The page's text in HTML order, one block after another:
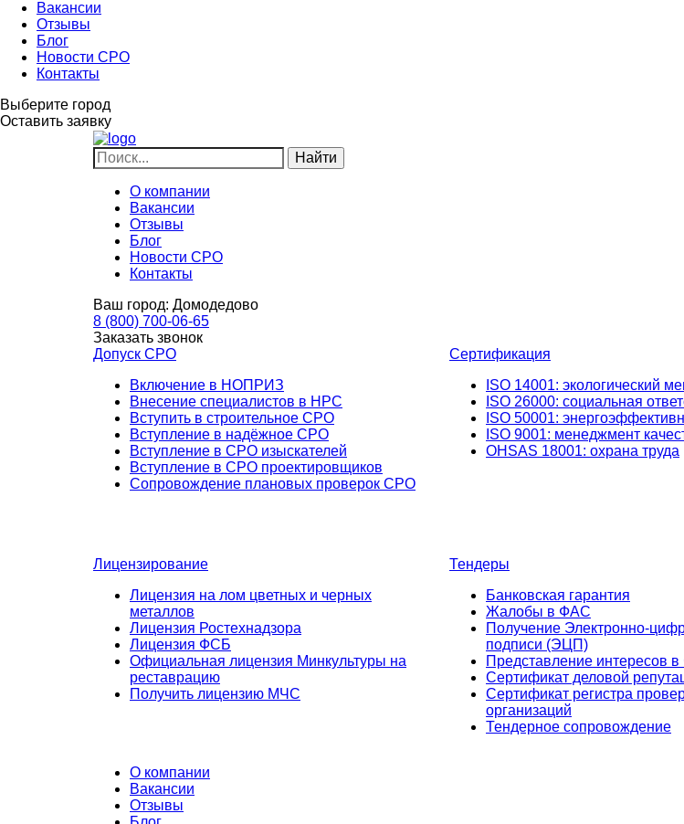
Вакансии
Отзывы
Блог
Новости СРО
Контакты
Выберите город
Оставить заявку
О компании
Вакансии
Отзывы
Блог
Новости СРО
Контакты
Ваш город: Домодедово
8 (800) 700-06-65
Заказать звонок
Допуск СРО
Включение в НОПРИЗ
Внесение специалистов в НРС
Вступить в строительное СРО
Вступление в надёжное СРО
Вступление в СРО изыскателей
Вступление в СРО проектировщиков
Сопровождение плановых проверок СРО
Сертификация
ISO 14001: экологический
ISO 26000: социальная
ISO 50001:
ISO 9001: менеджмент
OHSAS 18001: охрана труда
Лицензирование
Лицензия на лом цветных и черных
металлов
Лицензия Ростехнадзора
Лицензия ФСБ
Официальная лицензия Минкультуры на
реставрацию
Получить лицензию МЧС
Тендеры
Банковская гарантия
Жалобы в ФАС
Получение Электронно-
подписи (ЭЦП)
Представление интересов
Сертификат деловой
Сертификат регистра
организаций
Тендерное сопровождение
О компании
Вакансии
Отзывы